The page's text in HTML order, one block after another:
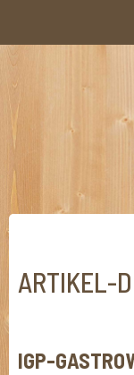
ARTIKEL-
IGP-